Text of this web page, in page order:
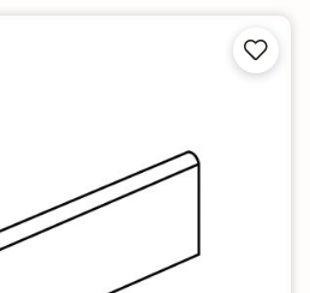

